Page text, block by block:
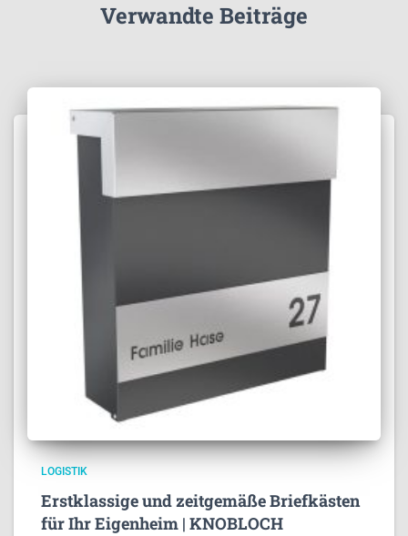
Verwandte Beiträge
LOGISTIK
Erstklassige und zeitgemäße Briefkästen
für Ihr Eigenheim | KNOBLOCH